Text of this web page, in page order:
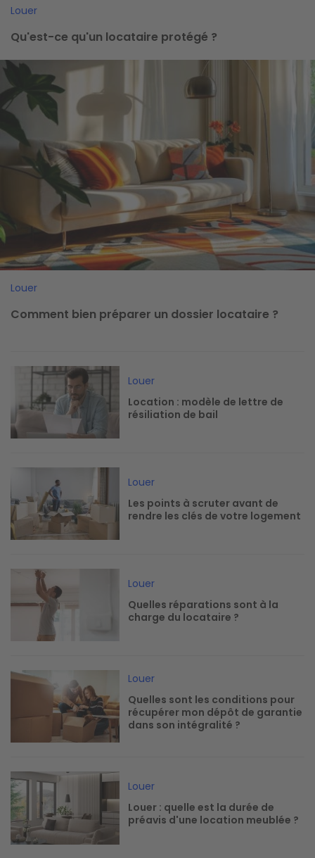
Louer
Qu'est-ce qu'un locataire protégé ?
Image
Louer
Comment bien préparer un dossier locataire ?
Image
Louer
Location : modèle de lettre de
résiliation de bail
Louer
Les points à scruter avant de
rendre les clés de votre logement
Image
Louer
Quelles réparations sont à la
charge du locataire ?
Image
Louer
Quelles sont les conditions pour
récupérer mon dépôt de garantie
dans son intégralité ?
Image
Louer
Louer : quelle est la durée de
préavis d'une location meublée ?